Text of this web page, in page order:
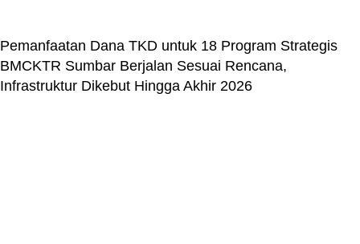
Pemanfaatan Dana TKD untuk 18 Program Strategis
BMCKTR Sumbar Berjalan Sesuai Rencana,
Infrastruktur Dikebut Hingga Akhir 2026